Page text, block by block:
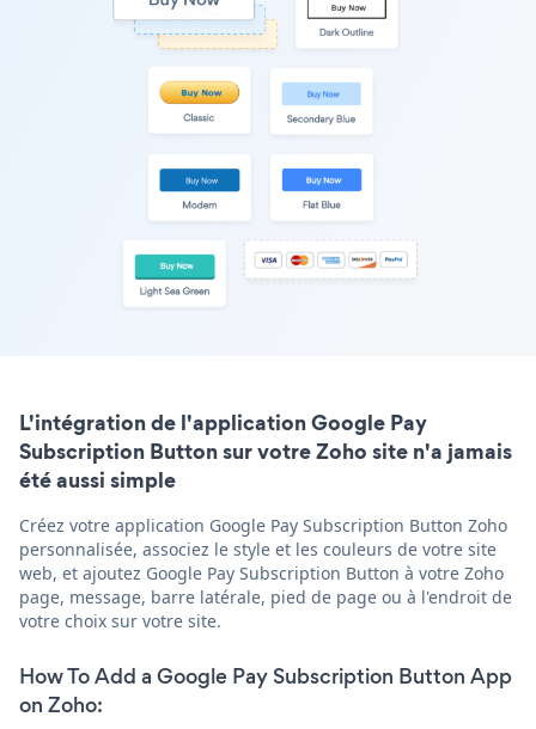
L'intégration de l'application Google Pay
Subscription Button sur votre Zoho site n'a jamais
été aussi simple
Créez votre application Google Pay Subscription Button Zoho
personnalisée, associez le style et les couleurs de votre site
web, et ajoutez Google Pay Subscription Button à votre Zoho
page, message, barre latérale, pied de page ou à l'endroit de
votre choix sur votre site.
How To Add a Google Pay Subscription Button App
on Zoho: